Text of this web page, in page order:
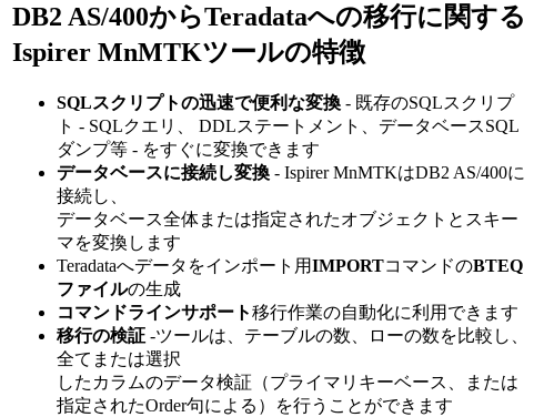
DB2 AS/400からTeradataへの移行に関する
Ispirer MnMTKツールの特徴
SQLスクリプトの迅速で便利な変換 - 既存のSQLスクリプ
ト - SQLクエリ、 DDLステートメント、データベースSQL
ダンプ等 - をすぐに変換できます
データベースに接続し変換 - Ispirer MnMTKはDB2 AS/400に
接続し、
データベース全体または指定されたオブジェクトとスキー
マを変換します
Teradataへデータをインポート用IMPORTコマンドのBTEQ
ファイルの生成
コマンドラインサポート移行作業の自動化に利用できます
移行の検証 -ツールは、テーブルの数、ローの数を比較し、
全てまたは選択
したカラムのデータ検証（プライマリキーベース、または
指定されたOrder句による）を行うことができます